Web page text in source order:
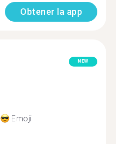
Obtener la app
NEW
Emoji